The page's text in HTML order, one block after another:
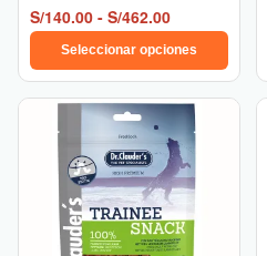
S/140.00 - S/462.00
Seleccionar opciones